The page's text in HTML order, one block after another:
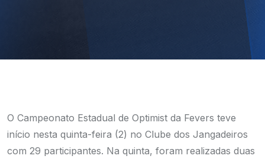
O Campeonato Estadual de Optimist da Fevers teve
início nesta quinta-feira (2) no Clube dos Jangadeiros
com 29 participantes. Na quinta, foram realizadas duas